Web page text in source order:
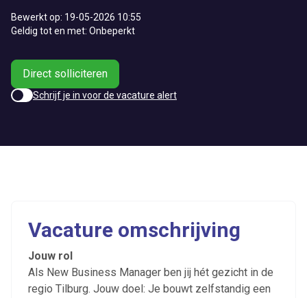
Bewerkt op: 19-05-2026 10:55
Geldig tot en met: Onbeperkt
Direct solliciteren
Schrijf je in voor de vacature alert
Vacature omschrijving
Jouw rol
Als New Business Manager ben jij hét gezicht in de
regio Tilburg. Jouw doel: Je bouwt zelfstandig een